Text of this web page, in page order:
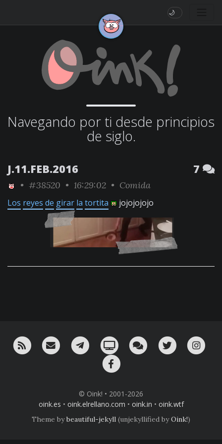
🌙
Navegando por ti desde principios
de siglo.
J.11.FEB.2016 7
• #38520 • 16:29:02 • Comida
Los reyes de girar la tortita jojojojojo
RSS ¡Mándame un email!¡Nuestro canal en Telegram!
Oink! TV Charla con nosotros
Twitter
© Oink! • 2001-2026
oink.es • oink.elrellano.com • oink.in • oink.wtf
Theme bybeautiful-jekyll (unjekyllified byOink!)